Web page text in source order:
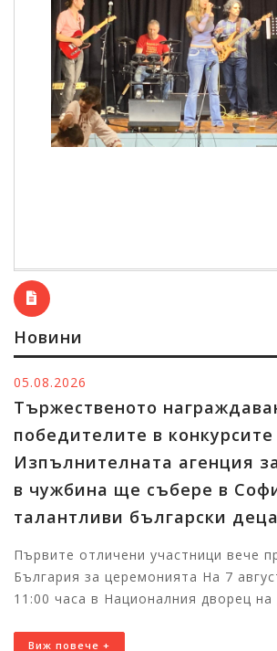
Новини
05.08.2026
Тържественото
победителите в конкурсите
Изпълнителната агенция
в чужбина ще събере в
талантливи български
Първите отличени участници вече
България за церемонията На 7
11:00 часа в Националния дворец
Виж повече +